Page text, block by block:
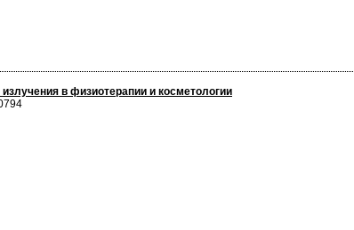
в физиотерапии и косметологии